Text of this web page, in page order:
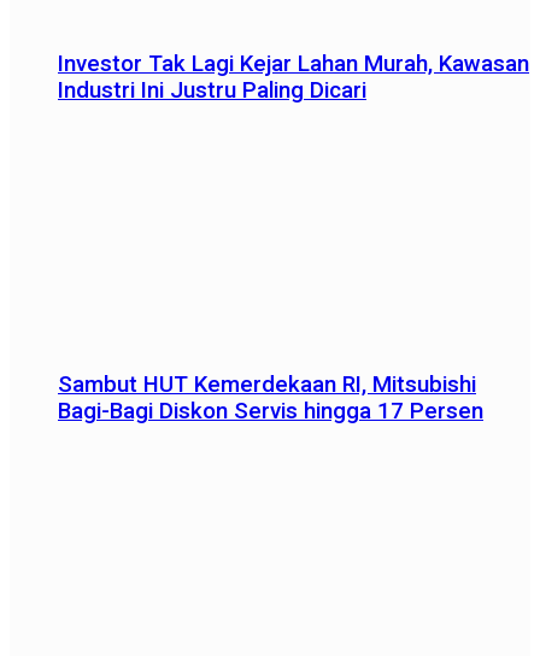
Investor Tak Lagi Kejar Lahan Murah, Kawasan
Industri Ini Justru Paling Dicari
Sambut HUT Kemerdekaan RI, Mitsubishi
Bagi-Bagi Diskon Servis hingga 17 Persen